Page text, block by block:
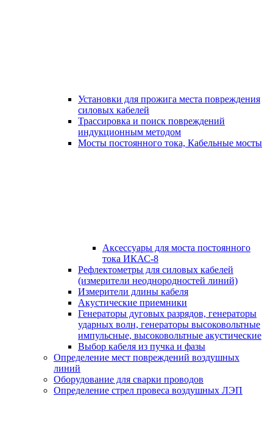
Установки для прожига места повреждения
силовых кабелей
Трассировка и поиск повреждений
индукционным методом
Мосты постоянного тока, Кабельные мосты
Аксессуары для моста постоянного
тока ИКАС-8
Рефлектометры для силовых кабелей
(измерители неоднородностей линий)
Измерители длины кабеля
Акустические приемники
Генераторы дуговых разрядов, генераторы
ударных волн, генераторы высоковольтные
импульсные, высоковольтные акустические
Выбор кабеля из пучка и фазы
Определение мест повреждений воздушных
линий
Оборудование для сварки проводов
Определение стрел провеса воздушных ЛЭП